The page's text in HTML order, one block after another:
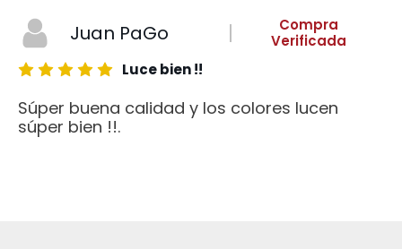
Juan PaGo
Compra
Verificada
Luce bien !!
Súper buena calidad y los colores lucen
súper bien !!.